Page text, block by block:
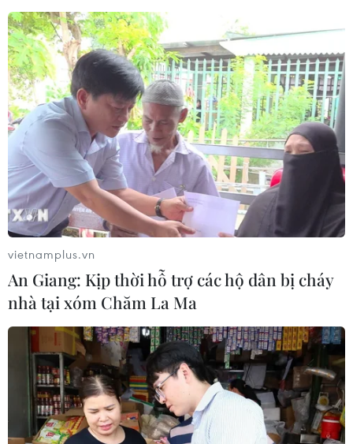
vietnamplus.vn
An Giang: Kịp thời hỗ trợ các hộ dân bị cháy
nhà tại xóm Chăm La Ma